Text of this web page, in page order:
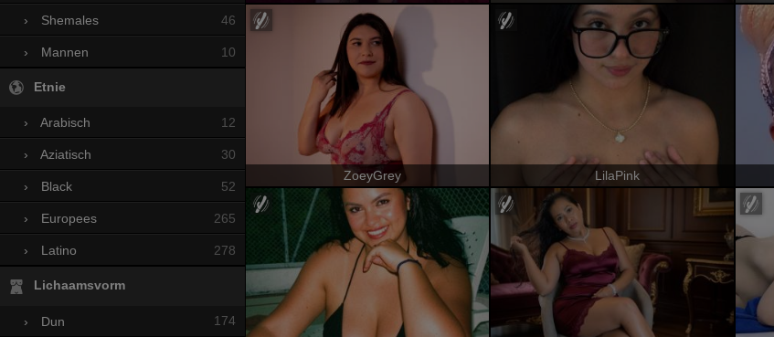
› Shemales 46
› Mannen 10
Etnie
› Arabisch 12
› Aziatisch 30
› Black 52
› Europees 265
› Latino 278
Lichaamsvorm
› Dun 174
ZoeyGrey LilaPink